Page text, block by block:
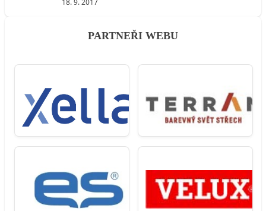
PARTNEŘI WEBU